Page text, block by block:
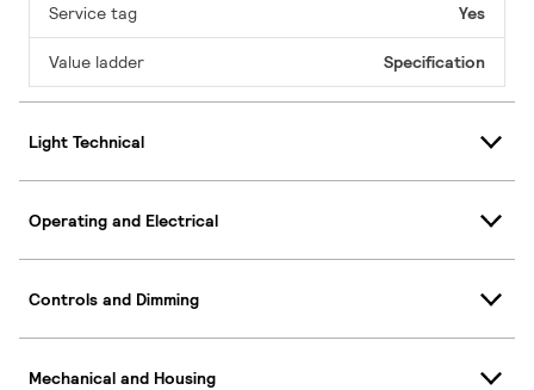
Service tag Yes
Value ladder Specification
Light Technical
Operating and Electrical
Controls and Dimming
Mechanical and Housing